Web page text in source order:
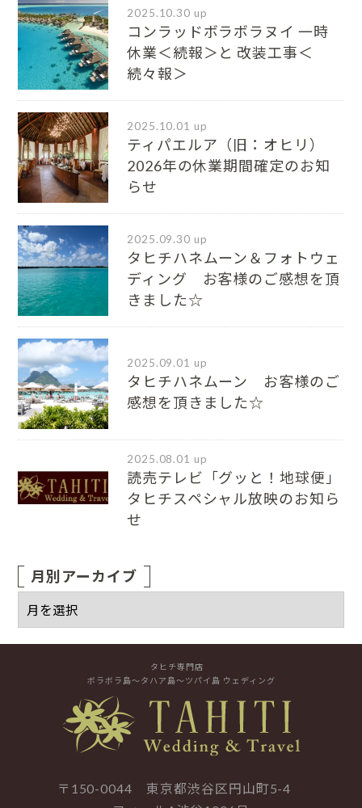
2025.10.30 up
コンラッドボラボラヌイ 一時
休業＜続報＞と 改装工事＜
続々報＞
2025.10.01 up
ティパエルア（旧：オヒリ）
2026年の休業期間確定のお知
らせ
2025.09.30 up
タヒチハネムーン＆フォトウェ
ディング お客様のご感想を頂
きました☆
2025.09.01 up
タヒチハネムーン お客様のご
感想を頂きました☆
2025.08.01 up
読売テレビ「グッと！地球便」
タヒチスペシャル放映のお知ら
せ
月別アーカイブ
タヒチ専門店
ボラボラ島～タハア島～ツパイ島 ウェディング
〒150-0044 東京都渋谷区円山町5-4